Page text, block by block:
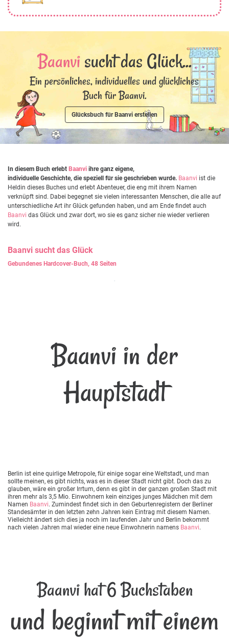
Baanvisucht das Glück...
Ein persönliches, individuelles und glückliches
Buch für Baanvi.
Glücksbuch für Baanvi erstellen
In diesem Buch erlebt Baanvi ihre ganz eigene,
individuelle Geschichte, die speziell für sie geschrieben wurde. Baanvi ist die
Heldin dieses Buches und erlebt Abenteuer, die eng mit ihrem Namen
verknüpft sind. Dabei begegnet sie vielen interessanten Menschen, die alle auf
unterschiedliche Art ihr Glück gefunden haben, und am Ende findet auch
Baanvi das Glück und zwar dort, wo sie es ganz sicher nie wieder verlieren
wird.
Baanvi sucht das Glück
Gebundenes Hardcover-Buch, 48 Seiten
Baanvi in der
Hauptstadt
Berlin ist eine quirlige Metropole, für einige sogar eine Weltstadt, und man
sollte meinen, es gibt nichts, was es in dieser Stadt nicht gibt. Doch das zu
glauben, wäre ein großer Irrtum, denn es gibt in der ganzen großen Stadt mit
ihren mehr als 3,5 Mio. Einwohnern kein einziges junges Mädchen mit dem
Namen Baanvi. Zumindest findet sich in den Geburtenregistern der Berliner
Standesämter in den letzten zehn Jahren kein Eintrag mit diesem Namen.
Vielleicht ändert sich dies ja noch im laufenden Jahr und Berlin bekommt
nach vielen Jahren mal wieder eine neue Einwohnerin namens Baanvi.
Baanvi hat 6 Buchstaben
und beginnt mit einem